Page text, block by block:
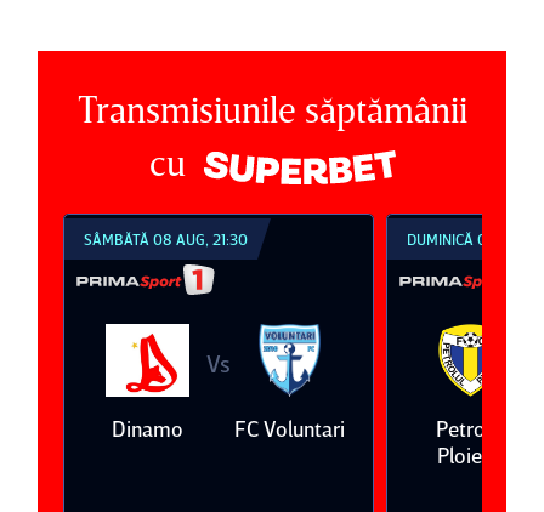
Transmisiunile săptămânii
cu
SÂMBĂTĂ 08 AUG, 21:30
Dinamo
Vs
FC Voluntari
DUMINICĂ 09 AUG,
Petrolul
Ploieşti